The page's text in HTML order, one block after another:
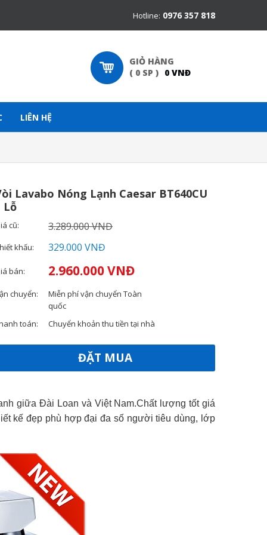
Hotline: 0976 357 818
GIỎ HÀNG
0 VNĐ
( 0 SP )
LIÊN HỆ
Lavabo Nóng Lạnh Caesar BT640CU
Lỗ
cũ: 3.289.000 VNĐ
khấu: 329.000 VNĐ
bán: 2.960.000 VNĐ
chuyển:
Miễn phí vận chuyển Toàn
quốc
toán:
Chuyển khoản thu tiền tại nhà
ĐẶT MUA
giữa Đài Loan và Việt Nam.Chất lượng tốt giá
kế đẹp phù hợp đại đa số người tiêu dùng, lớp